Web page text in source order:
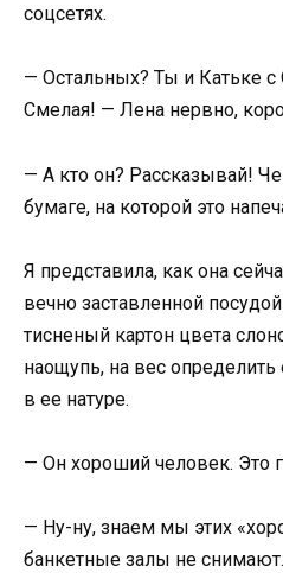
соцсетях.
— Остальных? Ты и Катьке с
Смелая! — Лена нервно,
— А кто он? Рассказывай!
бумаге, на которой это
Я представила, как она
вечно заставленной
тисненый картон цвета
наощупь, на вес
в ее натуре.
— Он хороший человек. Это
— Ну-ну, знаем мы этих
банкетные залы не снимают.